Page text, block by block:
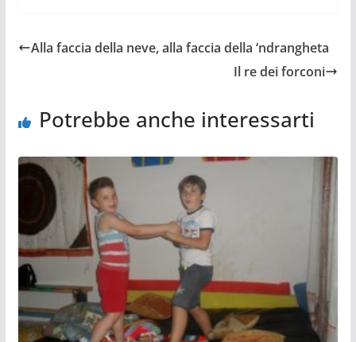
Alla faccia della neve, alla faccia della ‘ndrangheta
Il re dei forconi
Potrebbe anche interessarti